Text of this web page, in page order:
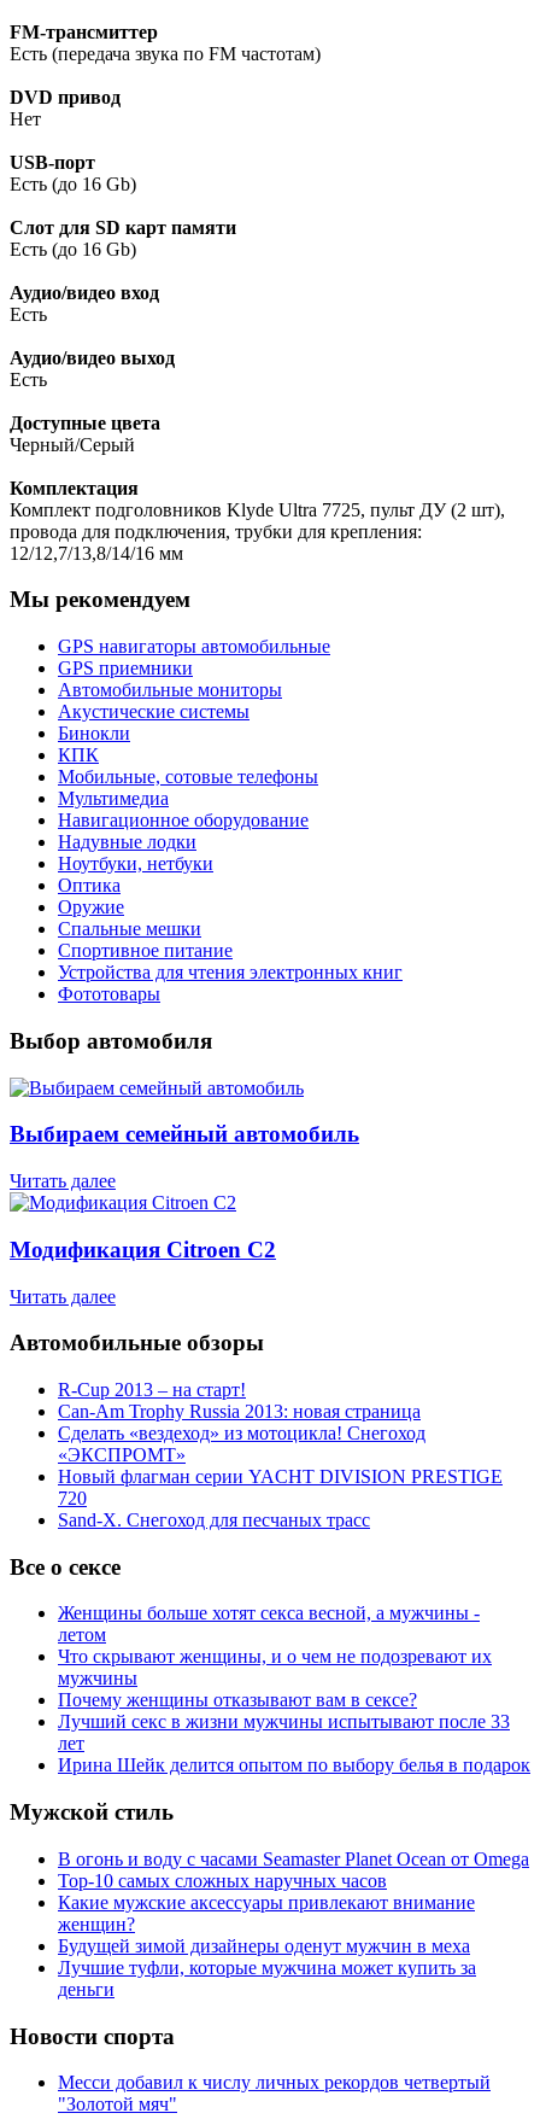
FM-трансмиттер
Есть (передача звука по FM частотам)
DVD привод
Нет
USB-порт
Есть (до 16 Gb)
Слот для SD карт памяти
Есть (до 16 Gb)
Аудио/видео вход
Есть
Аудио/видео выход
Есть
Доступные цвета
Черный/Серый
Комплектация
Комплект подголовников Klyde Ultra 7725, пульт ДУ (2 шт),
провода для подключения, трубки для крепления:
12/12,7/13,8/14/16 мм
Мы рекомендуем
GPS навигаторы автомобильные
GPS приемники
Автомобильные мониторы
Акустические системы
Бинокли
КПК
Мобильные, сотовые телефоны
Мультимедиа
Навигационное оборудование
Надувные лодки
Ноутбуки, нетбуки
Оптика
Оружие
Спальные мешки
Спортивное питание
Устройства для чтения электронных книг
Фототовары
Выбор автомобиля
Выбираем семейный автомобиль
Читать далее
Модификация Citroen С2
Читать далее
Автомобильные обзоры
R-Cup 2013 – на старт!
Can-Am Trophy Russia 2013: новая страница
Сделать «вездеход» из мотоцикла! Снегоход
«ЭКСПРОМТ»
Новый флагман серии YACHT DIVISION PRESTIGE
720
Sand-X. Снегоход для песчаных трасс
Все о сексе
Женщины больше хотят секса весной, а мужчины -
летом
Что скрывают женщины, и о чем не подозревают их
мужчины
Почему женщины отказывают вам в сексе?
Лучший секс в жизни мужчины испытывают после 33
лет
Ирина Шейк делится опытом по выбору белья в подарок
Мужской стиль
В огонь и воду с часами Seamaster Planet Ocean от Omega
Top-10 самых сложных наручных часов
Какие мужские аксессуары привлекают внимание
женщин?
Будущей зимой дизайнеры оденут мужчин в меха
Лучшие туфли, которые мужчина может купить за
деньги
Новости спорта
Месси добавил к числу личных рекордов четвертый
"Золотой мяч"